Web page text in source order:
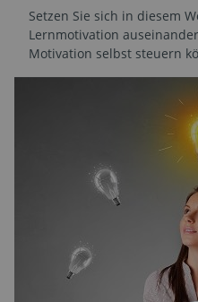
Setzen Sie sich in diesem
Lernmotivation
Motivation selbst steuern